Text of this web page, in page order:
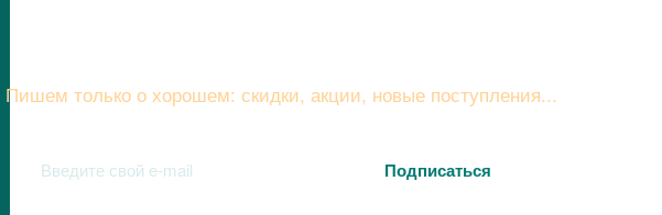
Пишем только о хорошем: скидки, акции, новые поступления...